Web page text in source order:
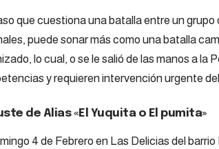
que cuestiona una batalla entre un
puede sonar más como una batalla
lo cual, o se le salió de las manos a
y requieren intervención urgente
de Alias «El Yuquita o El pumita»
4 de Febrero en Las Delicias del